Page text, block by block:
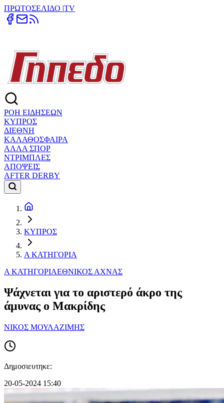
ΠΡΩΤΟΣΕΛΙΔΟ |TV
ΡΟΗ ΕΙΔΗΣΕΩΝ
ΚΥΠΡΟΣ
ΔΙΕΘΝΗ
ΚΑΛΑΘΟΣΦΑΙΡΑ
ΑΛΛΑ ΣΠΟΡ
ΝΤΡΙΜΠΛΕΣ
ΑΠΟΨΕΙΣ
AFTER DERBY
ΚΥΠΡΟΣ
Α ΚΑΤΗΓΟΡΙΑ
Α ΚΑΤΗΓΟΡΙΑΕΘΝΙΚΟΣ ΑΧΝΑΣ
Ψάχνεται για το αριστερό άκρο της
άμυνας ο Μακρίδης
ΝΙΚΟΣ ΜΟΥΛΑΖΙΜΗΣ
Δημοσιευτηκε:
20-05-2024 15:40